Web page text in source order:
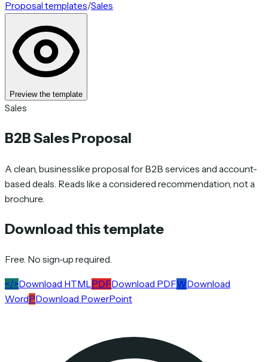
Proposal templates/Sales
Preview the template
Sales
B2B Sales Proposal
A clean, businesslike proposal for B2B services and account-
based deals. Reads like a considered recommendation, not a
brochure.
Download this template
Free. No sign-up required.
</>Download HTML PDFDownload PDFWDownload
WordPDownload PowerPoint